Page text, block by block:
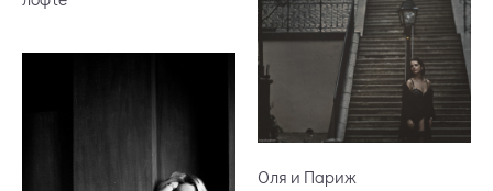
Оля и Париж